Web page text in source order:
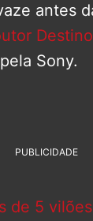
antes
Destino
Sony.
PUBLICIDADE
de 5